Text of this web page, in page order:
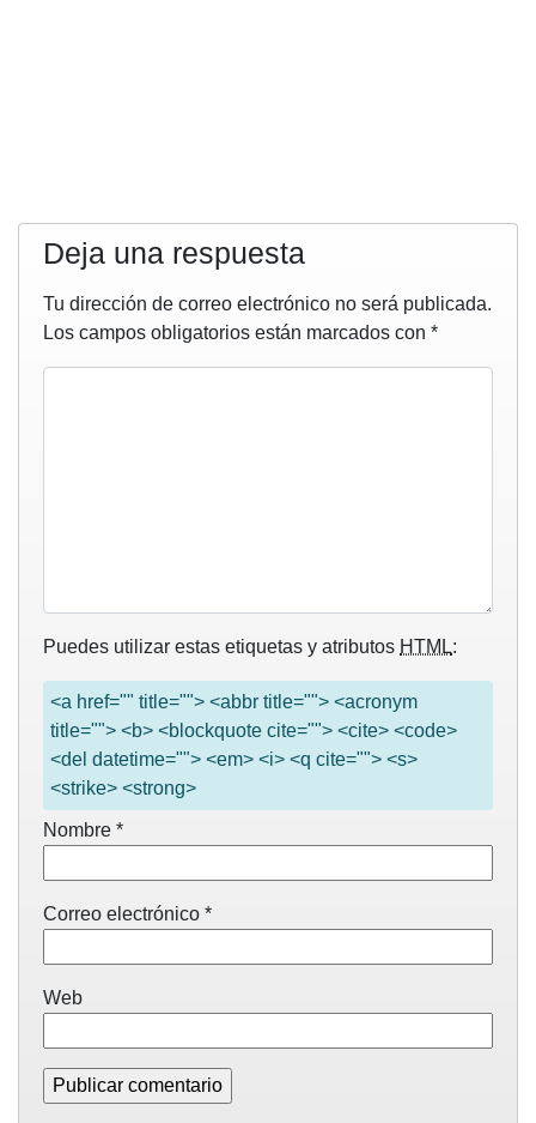
Deja una respuesta
Tu dirección de correo electrónico no será publicada.
Los campos obligatorios están marcados con *
Puedes utilizar estas etiquetas y atributos HTML:
<a href="" title=""> <abbr title=""> <acronym
title=""> <b> <blockquote cite=""> <cite> <code>
<del datetime=""> <em> <i> <q cite=""> <s>
<strike> <strong>
Nombre *
Correo electrónico *
Web